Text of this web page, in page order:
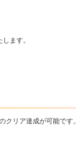
ます。
クリア達成が可能です